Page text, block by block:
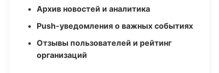
Архив новостей и аналитика
Push-уведомления о важных событиях
Отзывы пользователей и рейтинг
организаций